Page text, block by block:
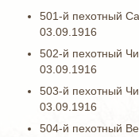
501-й пехотный
03.09.1916
502-й пехотный
03.09.1916
503-й пехотный
03.09.1916
504-й пехотный